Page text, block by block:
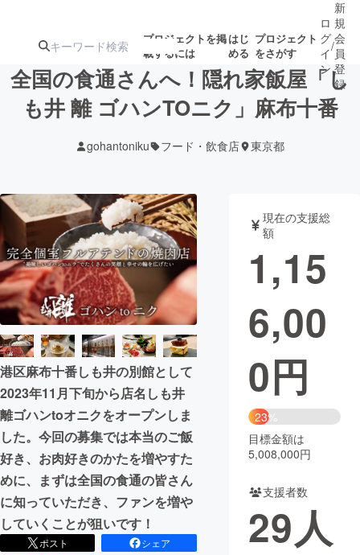
プロジェクトを掲
載するには
はじ
める
プロジェクト
をさがす
ターン
ジェクト
募集終了が近いプ
ロジェクト
アート・写真 音楽
テクノロジー・ガジェット ゲーム・サ
映像・映画
ビジネス・起業
まちづくり・地域活性化
CAMPFIRE for Social Good
CAMPFIRE Creation
CAMPFIREふるさと納税machi-ya コミュニティ
ロ
グ
イ
ン
/
新
規
会
員
登
録
全国の食通さんへ！隠れ家飯屋「し
も井 離 ゴハンTOニク」麻布十番
gohantoniku フード・飲食店 東京都
港区麻布十番しも井の別館として
2023年11月下旬から店名しも井
離ゴハンtoオニクをオープンしま
した。今回の募集では本当のご飯
好き、お肉好きのかたを増やすた
めに、まずは全国の食通の皆さん
に知っていただき、ファンを増や
していくことが狙いです！
ポスト
シェア
現在の支援総
額
1,15
6,00
0円
23%
目標金額は
5,008,000円
支援者数
29人